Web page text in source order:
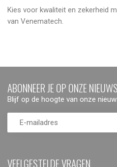
Kies voor kwaliteit en zekerheid
van Venematech.
VEELGESTELDE VRAGEN
ABONNEER JE OP ONZE
Blijf op de hoogte van onze